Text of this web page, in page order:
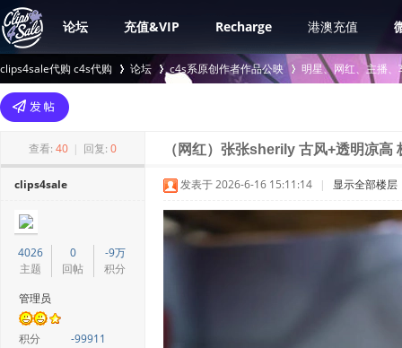
论坛 充值&VIP Recharge 港澳充值
clips4sale代购 c4s代购
>
论坛 c4s系原创作者作品公映
›
明星、网红、主播
查看: 40 | 回复: 0 （网红）张张sherily 古风+透明凉高
clips4sale
4026
主题
0
回帖
-9万
积分
管理员
积分
-99911
发表于 2026-6-16 15:11:14 | 显示全部楼层